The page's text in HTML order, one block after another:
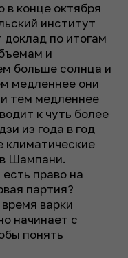
конце октября
институт
доклад по итогам
и
больше солнца и
медленнее они
тем медленнее
к чуть более
из года в год
климатические
Шампани.
право на
партия?
варки
начинает с
понять